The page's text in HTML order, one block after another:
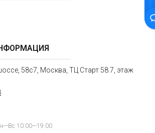
58с7, Москва, ТЦ Старт 58.7, этаж
10:00—19:00